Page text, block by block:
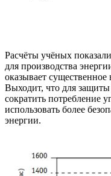
Расчёты учёных
для производства
оказывает
Выходит, что для
сократить потребление
использовать более
энергии.